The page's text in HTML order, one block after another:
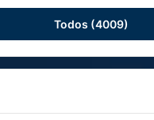
Todos (4009)